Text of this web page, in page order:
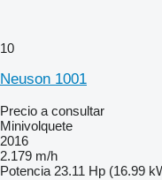
10
Neuson 1001
Precio a consultar
Minivolquete
2016
2.179 m/h
Potencia 23.11 Hp (16.99